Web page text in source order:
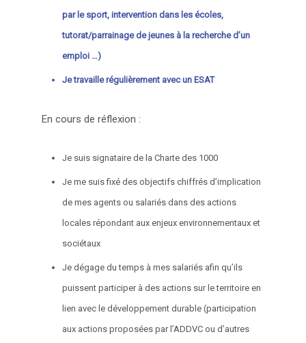
par le sport, intervention dans les écoles,
tutorat/parrainage de jeunes à la recherche d’un
emploi …)
Je travaille régulièrement avec un ESAT
En cours de réflexion :
Je suis signataire de la Charte des 1000
Je me suis fixé des objectifs chiffrés d’implication
de mes agents ou salariés dans des actions
locales répondant aux enjeux environnementaux et
sociétaux
Je dégage du temps à mes salariés afin qu’ils
puissent participer à des actions sur le territoire en
lien avec le développement durable (participation
aux actions proposées par l’ADDVC ou d’autres